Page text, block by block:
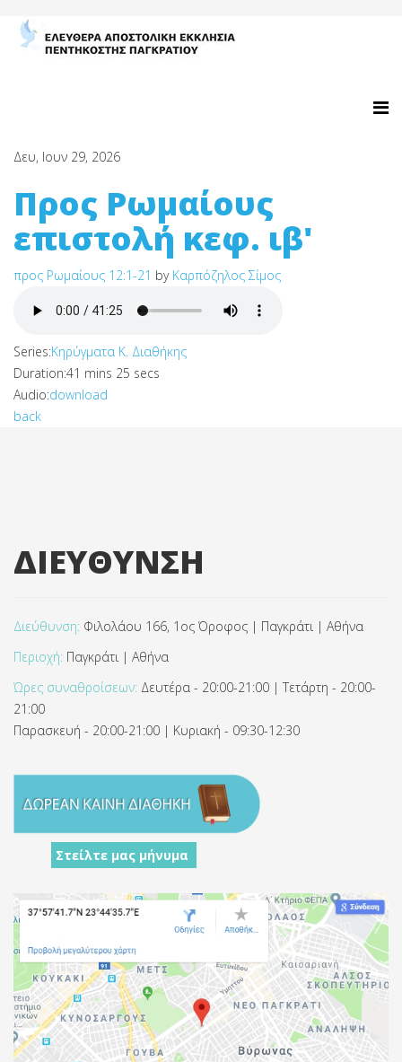
Δευ, Ιουν 29, 2026
Προς Ρωμαίους
επιστολή κεφ. ιβ'
προς Ρωμαίους 12:1-21 by Καρπόζηλος Σίμος
Series:Κηρύγματα Κ. Διαθήκης
Duration:41 mins 25 secs
Audio:download
back
ΔΙΕΥΘΥΝΣΗ
Διεύθυνση: Φιλολάου 166, 1ος Όροφος | Παγκράτι | Αθήνα
Περιοχή: Παγκράτι | Αθήνα
Ώρες συναθροίσεων: Δευτέρα - 20:00-21:00 | Τετάρτη - 20:00-
21:00
Παρασκευή - 20:00-21:00 | Κυριακή - 09:30-12:30
Στείλτε μας μήνυμα